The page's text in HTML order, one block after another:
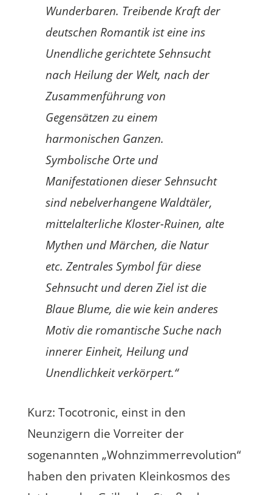
Wunderbaren. Treibende Kraft der
deutschen Romantik ist eine ins
Unendliche gerichtete Sehnsucht
nach Heilung der Welt, nach der
Zusammenführung von
Gegensätzen zu einem
harmonischen Ganzen.
Symbolische Orte und
Manifestationen dieser Sehnsucht
sind nebelverhangene Waldtäler,
mittelalterliche Kloster-Ruinen, alte
Mythen und Märchen, die Natur
etc. Zentrales Symbol für diese
Sehnsucht und deren Ziel ist die
Blaue Blume, die wie kein anderes
Motiv die romantische Suche nach
innerer Einheit, Heilung und
Unendlichkeit verkörpert.“
Kurz: Tocotronic, einst in den
Neunzigern die Vorreiter der
sogenannten „Wohnzimmerrevolution“
haben den privaten Kleinkosmos des